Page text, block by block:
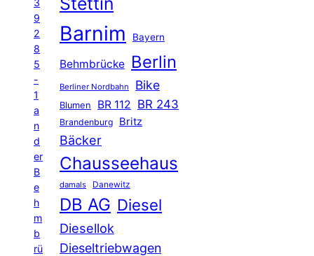
9
2
8
5
-
1
a
n
d
er
B
e
h
m
b
rü
Barnim Bayern
Behmbrücke Berlin
Berliner Nordbahn Bike
Blumen BR 112 BR 243
Brandenburg Britz
Bäcker
Chausseehaus
damals Danewitz
DB AG Diesel
Diesellok
Dieseltriebwagen